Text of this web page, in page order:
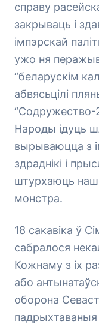
справу
закрываць і
імпэрскай
ужо ня
“беларускім
абвясьцілі
“Содружество-
Народы ідуць
вырываюцца з
здраднікі і
штурхаюць наш
монстра.
18 сакавіка ў
сабралося
Кожнаму з іх
або
оборона